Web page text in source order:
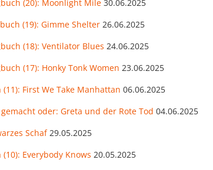
(20): Moonlight Mile 30.06.2025
(19): Gimme Shelter 26.06.2025
(18): Ventilator Blues 24.06.2025
(17): Honky Tonk Women 23.06.2025
First We Take Manhattan 06.06.2025
oder: Greta und der Rote Tod 04.06.2025
Schaf 29.05.2025
Everybody Knows 20.05.2025